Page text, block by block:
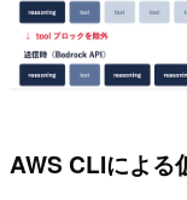
AWS CLIによる